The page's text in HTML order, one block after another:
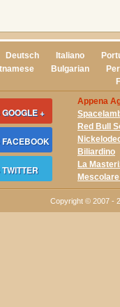
Deutsch Italiano
Bulgarian
+
Appena
Red Bull
Biliardino
La
Copyright © 2007 -